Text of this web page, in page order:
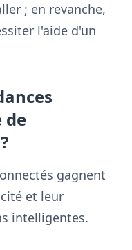
; en revanche,
l'aide d'un
de
gagnent
et leur
intelligentes.